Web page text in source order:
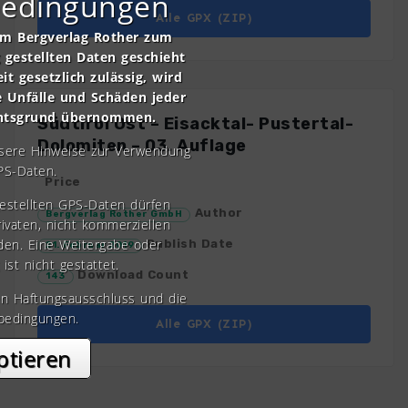
Alle GPX (ZIP)
Südtirol Ost – Eisacktal- Pustertal-
Dolomiten – 03. Auflage
Price
Bergverlag Rother GmbH Author
21. Februar 2019 Publish Date
143 Download Count
Alle GPX (ZIP)
Bergverlag Rother zum
Daten geschieht
gesetzlich zulässig, wird
und Schäden jeder
übernommen.
Hinweise zur Verwendung
Daten.
GPS-Daten dürfen
nicht kommerziellen
Eine Weitergabe oder
ist nicht gestattet.
Haftungsausschluss und die